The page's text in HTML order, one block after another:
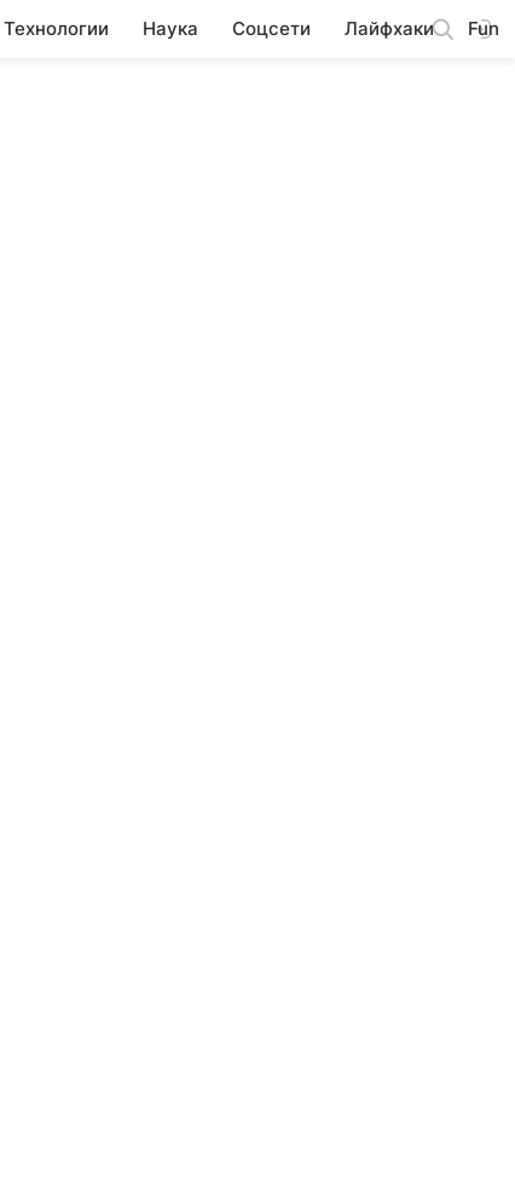
Технологии Наука Соцсети Лайфхаки Fun